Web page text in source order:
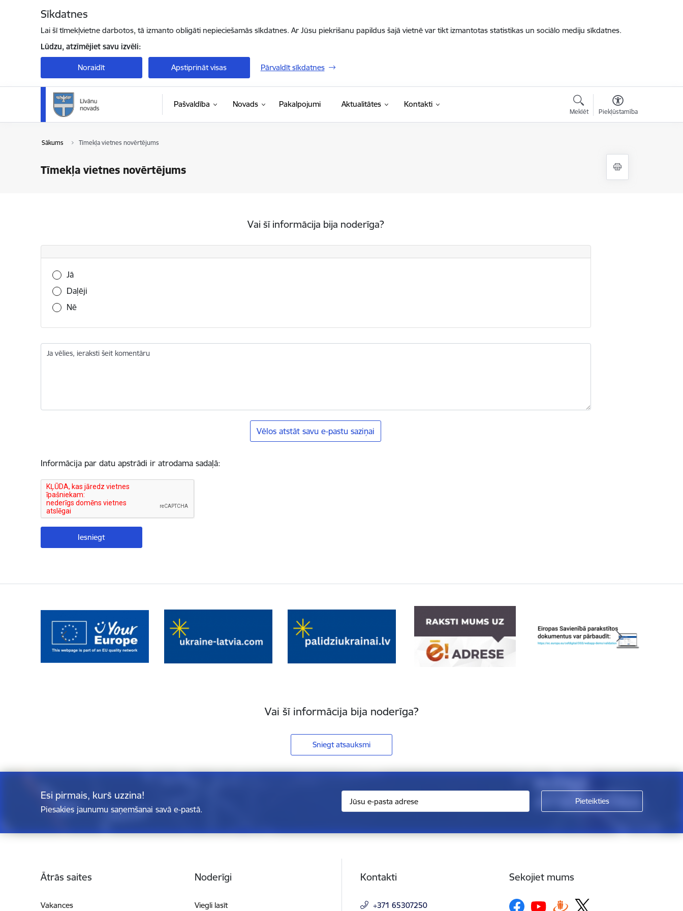
Sīkdatnes
Lai šī tīmekļvietne darbotos, tā izmanto obligāti nepieciešamās sīkdatnes. Ar Jūsu piekrišanu papildus šajā vietnē var tikt izmantotas statistikas un sociālo mediju sīkdatnes.
Lūdzu, atzīmējiet savu izvēli:
Noraidīt Apstiprināt visas Pārvaldīt sīkdatnes
Pašvaldība Novads Pakalpojumi Aktualitātes Kontakti
Meklēt Piekļūstamība
Sākums Tīmekļa vietnes novērtējums
Tīmekļa vietnes novērtējums
Vai šī informācija bija noderīga?
Vai šī informācija bija noderīga?
Jā
Daļēji
Nē
Ja vēlies, ieraksti šeit komentāru
Vēlos atstāt savu e-pastu saziņai
Informācija par datu apstrādi ir atrodama sadaļā:
Vai šī informācija bija noderīga?
Sniegt atsauksmi
Esi pirmais, kurš uzzina!
Piesakies jaunumu saņemšanai savā e-pastā.
Ātrās saites
Vakances
Noderīgi
Viegli lasīt
Kontakti
+371 65307250
Sekojiet mums